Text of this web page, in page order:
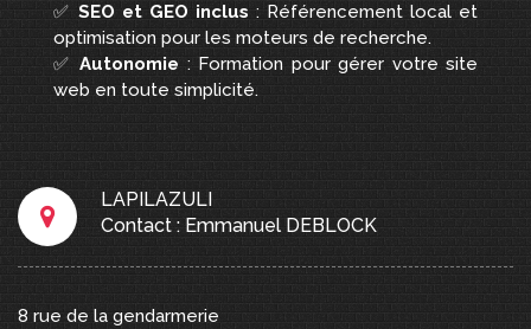
✅ SEO et GEO inclus : Référencement local et
optimisation pour les moteurs de recherche.
✅ Autonomie : Formation pour gérer votre site
web en toute simplicité.
LAPILAZULI
Contact : Emmanuel DEBLOCK
8 rue de la gendarmerie